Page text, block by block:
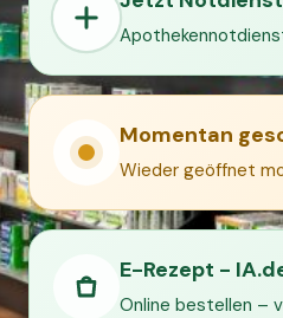
Momentan
Wieder geöffnet
E-Rezept -
Online bestellen –